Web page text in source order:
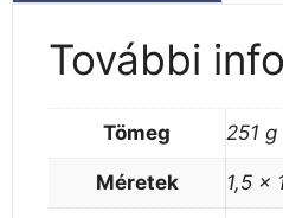
További
Tömeg 251 g
Méretek 1,5 ×